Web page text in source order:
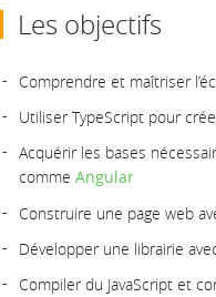
Les objectifs
Comprendre et maîtriser
Utiliser TypeScript pour
Acquérir les bases
comme Angular
Construire une page web
Développer une librairie
Compiler du JavaScript et